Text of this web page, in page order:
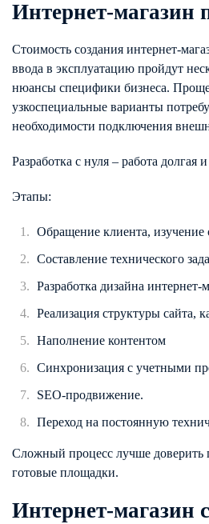
Интернет-магазин
Стоимость создания интернет-
ввода в эксплуатацию пройдут
нюансы специфики бизнеса.
узкоспециальные варианты
необходимости подключения
Разработка с нуля – работа долгая
Этапы:
Обращение клиента,
Составление технического
Разработка дизайна
Реализация структуры сайта,
Наполнение контентом
Синхронизация с учетными
SEO-продвижение.
Переход на постоянную
Сложный процесс лучше доверить
готовые площадки.
Интернет-магазин